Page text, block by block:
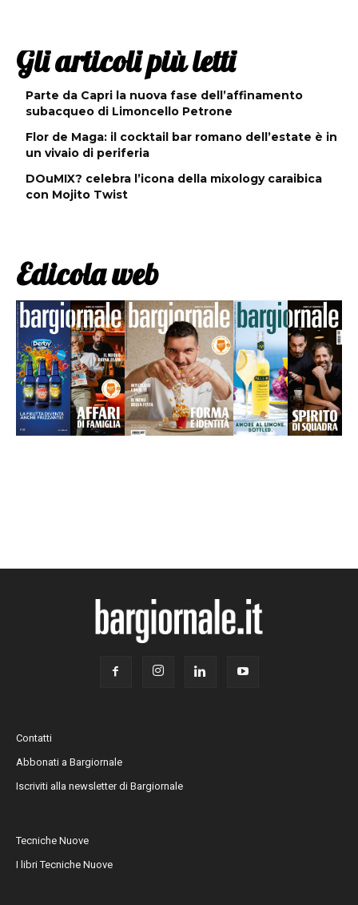
Gli articoli più letti
Parte da Capri la nuova fase dell’affinamento
subacqueo di Limoncello Petrone
Flor de Maga: il cocktail bar romano dell’estate è in
un vivaio di periferia
DOuMIX? celebra l’icona della mixology caraibica
con Mojito Twist
Edicola web
Contatti
Abbonati a Bargiornale
Iscriviti alla newsletter di Bargiornale
Tecniche Nuove
I libri Tecniche Nuove